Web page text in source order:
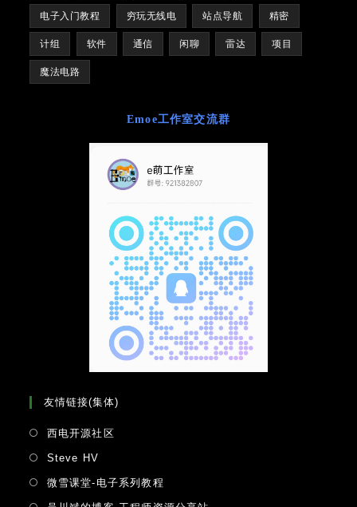
电子入门教程 穷玩无线电 站点导航 精密
计组 软件 通信 闲聊 雷达 项目
魔法电路
Emoe工作室交流群
友情链接(集体)
西电开源社区Opens
new
tab
Steve HV
a
微雪课堂-电子系列教程